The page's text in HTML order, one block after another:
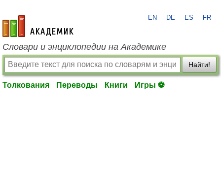
academic.ru
EN DE ES FR
Словари и энциклопедии на Академике
Найти!
Толкования Переводы Книги Игры ⚽